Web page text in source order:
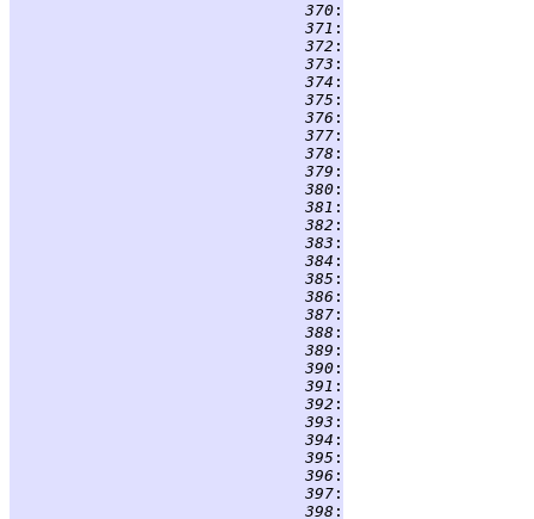
370 :
371 :
372 :
373 :
374 :
375 :
376 :
377 :
378 :
379 :
380 :
381 :
382 :
383 :
384 :
385 :
386 :
387 :
388 :
389 :
390 :
391 :
392 :
393 :
394 :
395 :
396 :
397 :
398 :